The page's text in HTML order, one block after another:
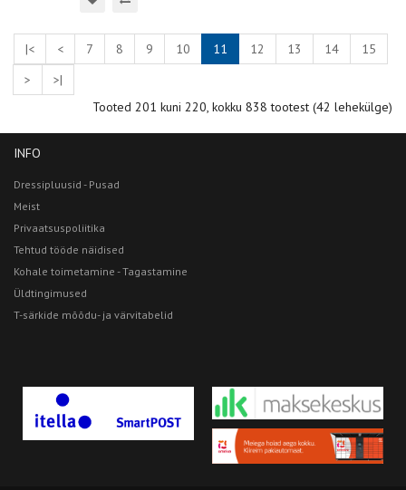
|< < 7 8 9 10 11 12 13 14
15
>
>|
Tooted 201 kuni 220, kokku 838 tootest (42 lehekülge)
INFO
Dressipluusid - Pusad
Meist
Privaatsuspoliitika
Tehtud tööde näidised
Kohale toimetamine - Tagastamine
Üldtingimused
T-särkide mõõdu- ja värvitabelid